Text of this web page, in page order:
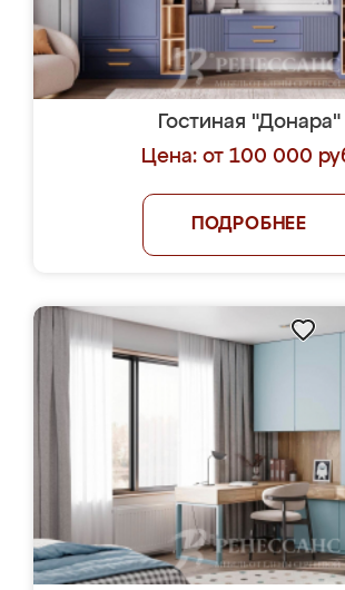
Гостиная "Донара"
Цена: от 100 000
ПОДРОБНЕЕ